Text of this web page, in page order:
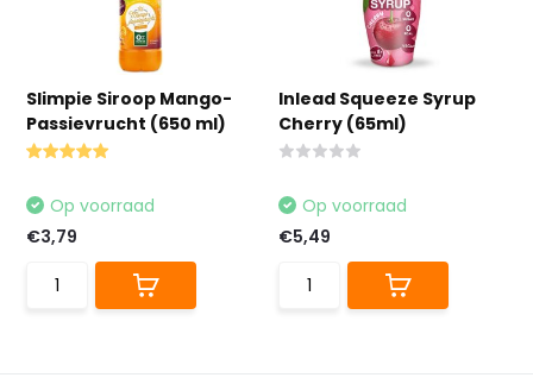
Slimpie Siroop Mango-
Passievrucht (650 ml)
Op voorraad
€3,79
Inlead Squeeze Syrup
Cherry (65ml)
Op voorraad
€5,49